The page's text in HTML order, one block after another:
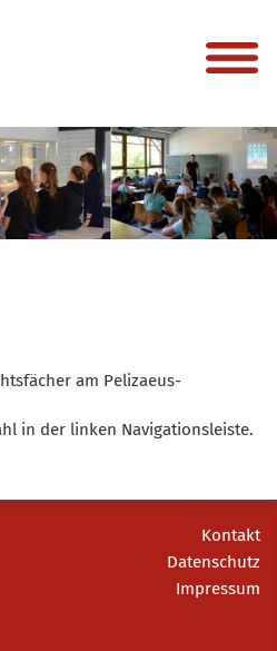
am Pelizaeus-
in der linken Navigationsleiste.
Kontakt
Datenschutz
Impressum